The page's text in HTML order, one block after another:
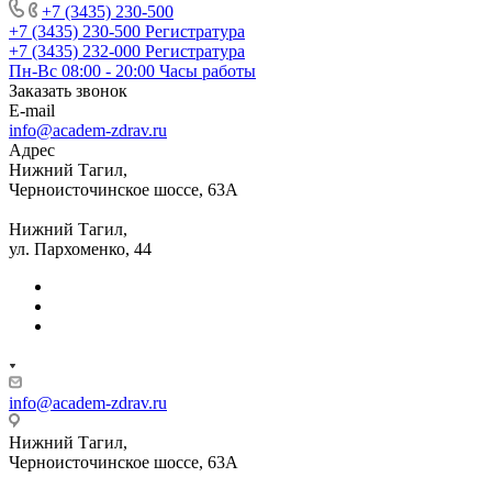
+7 (3435) 230-500
+7 (3435) 230-500 Регистратура
+7 (3435) 232-000 Регистратура
Пн-Вс 08:00 - 20:00 Часы работы
Заказать звонок
E-mail
info@academ-zdrav.ru
Адрес
Нижний Тагил,
Черноисточинское шоссе, 63А
Нижний Тагил,
ул. Пархоменко, 44
info@academ-zdrav.ru
Нижний Тагил,
Черноисточинское шоссе, 63А